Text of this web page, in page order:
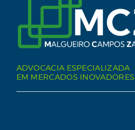
ADVOCACIA ESPECIALIZADA
EM MERCADOS INOVADORES.